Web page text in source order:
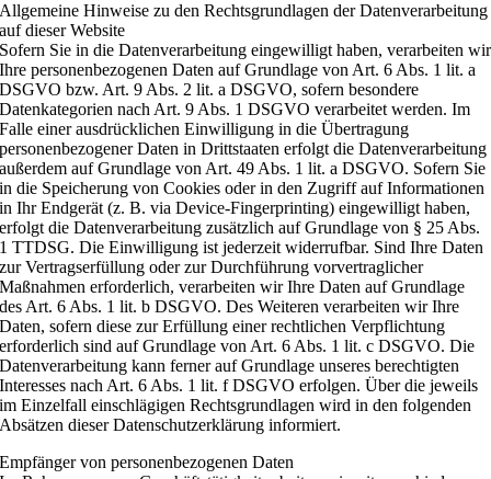
Allgemeine Hinweise zu den Rechtsgrundlagen der Datenverarbeitung
auf dieser Website
Sofern Sie in die Datenverarbeitung eingewilligt haben, verarbeiten wir
Ihre personenbezogenen Daten auf Grundlage von Art. 6 Abs. 1 lit. a
DSGVO bzw. Art. 9 Abs. 2 lit. a DSGVO, sofern besondere
Datenkategorien nach Art. 9 Abs. 1 DSGVO verarbeitet werden. Im
Falle einer ausdrücklichen Einwilligung in die Übertragung
personenbezogener Daten in Drittstaaten erfolgt die Datenverarbeitung
außerdem auf Grundlage von Art. 49 Abs. 1 lit. a DSGVO. Sofern Sie
in die Speicherung von Cookies oder in den Zugriff auf Informationen
in Ihr Endgerät (z. B. via Device-Fingerprinting) eingewilligt haben,
erfolgt die Datenverarbeitung zusätzlich auf Grundlage von § 25 Abs.
1 TTDSG. Die Einwilligung ist jederzeit widerrufbar. Sind Ihre Daten
zur Vertragserfüllung oder zur Durchführung vorvertraglicher
Maßnahmen erforderlich, verarbeiten wir Ihre Daten auf Grundlage
des Art. 6 Abs. 1 lit. b DSGVO. Des Weiteren verarbeiten wir Ihre
Daten, sofern diese zur Erfüllung einer rechtlichen Verpflichtung
erforderlich sind auf Grundlage von Art. 6 Abs. 1 lit. c DSGVO. Die
Datenverarbeitung kann ferner auf Grundlage unseres berechtigten
Interesses nach Art. 6 Abs. 1 lit. f DSGVO erfolgen. Über die jeweils
im Einzelfall einschlägigen Rechtsgrundlagen wird in den folgenden
Absätzen dieser Datenschutzerklärung informiert.
Empfänger von personenbezogenen Daten